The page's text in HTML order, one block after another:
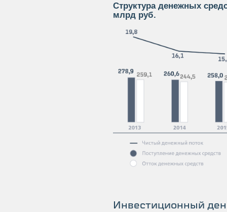
Структура денежных
млрд руб.
Инвестиционный